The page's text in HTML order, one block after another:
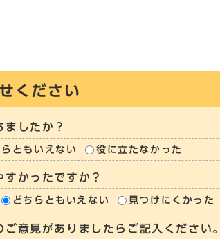
ください
ましたか？
ともいえない 役に立たなかった
すかったですか？
どちらともいえない 見つけにくかった
意見がありましたらご記入ください。